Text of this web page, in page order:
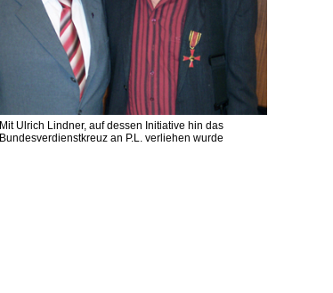
Mit Ulrich Lindner, auf dessen Initiative hin das
Bundesverdienstkreuz an P.L. verliehen wurde